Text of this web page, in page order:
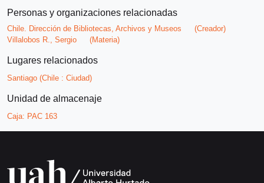
Personas y organizaciones relacionadas
Chile. Dirección de Bibliotecas, Archivos y Museos
(Creador)
Villalobos R., Sergio
(Materia)
Lugares relacionados
Santiago (Chile : Ciudad)
Unidad de almacenaje
Caja: PAC 163